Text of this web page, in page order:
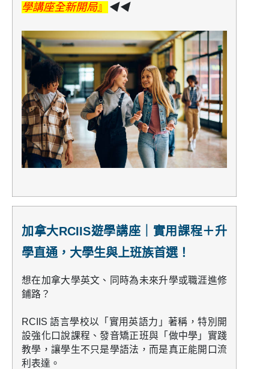
學講座全新開局』 ◀◀
加拿大RCIIS遊學講座｜實用課程＋升
學直通，大學生與上班族首選！
想在加拿大學英文、同時為未來升學或職涯進修
鋪路？
RCIIS 語言學校以「實用英語力」著稱，特別開
設強化口說課程、發音矯正班與「做中學」實踐
教學，讓學生不只是學語法，而是真正能開口流
利表達。